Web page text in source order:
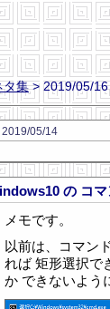
タ集> 2019/05/16
2019/05/14
の コ
メモです。
以前は、コマン
れば 矩形選択で
か できないよう